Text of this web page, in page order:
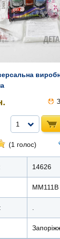
1
(1 голос)
14626
ММ111В